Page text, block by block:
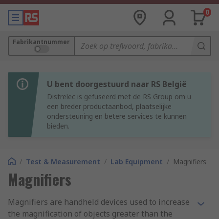
0
Fabrikantnummer
U bent doorgestuurd naar RS België
Distrelec is gefuseerd met de RS Group om u
een breder productaanbod, plaatselijke
ondersteuning en betere services te kunnen
bieden.
/ Test & Measurement / Lab Equipment / Magnifiers
Magnifiers
Magnifiers are handheld devices used to increase
the magnification of objects greater than the